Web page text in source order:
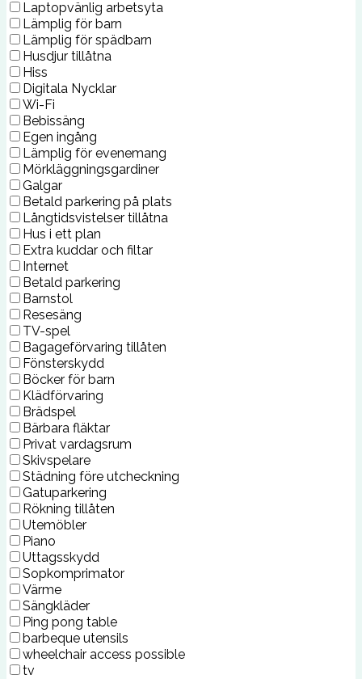
Laptopvänlig arbetsyta
Lämplig för barn
Lämplig för spädbarn
Husdjur tillåtna
Hiss
Digitala Nycklar
Wi-Fi
Bebissäng
Egen ingång
Lämplig för evenemang
Mörkläggningsgardiner
Galgar
Betald parkering på plats
Långtidsvistelser tillåtna
Hus i ett plan
Extra kuddar och filtar
Internet
Betald parkering
Barnstol
Resesäng
TV-spel
Bagageförvaring tillåten
Fönsterskydd
Böcker för barn
Klädförvaring
Brädspel
Bärbara fläktar
Privat vardagsrum
Skivspelare
Städning före utcheckning
Gatuparkering
Rökning tillåten
Utemöbler
Piano
Uttagsskydd
Sopkomprimator
Värme
Sängkläder
Ping pong table
barbeque utensils
wheelchair access possible
tv